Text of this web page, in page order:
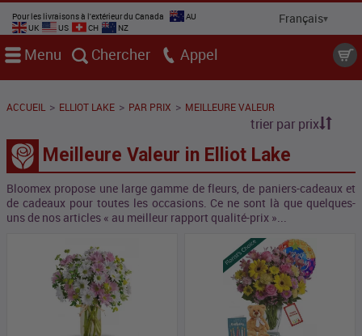
Pour les livraisons à l'extérieur du Canada
AU
UK
US CH NZ
Menu Chercher Appel
ACCUEIL > ELLIOT LAKE > PAR PRIX > MEILLEURE VALEUR
trier par prix
Meilleure Valeur in Elliot Lake
Bloomex propose une large gamme de fleurs, de paniers-cadeaux et
de cadeaux pour toutes les occasions. Ce ne sont là que quelques-
uns de nos articles « au meilleur rapport qualité-prix »...